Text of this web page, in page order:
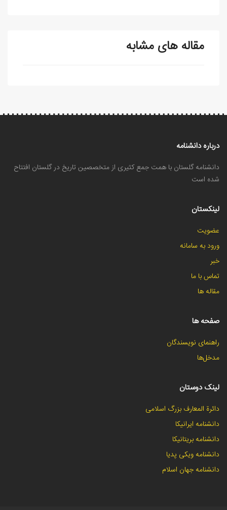
مقاله های مشابه
درباره دانشنامه
دانشنامه گلستان با همت جمع کثیری از متخصصین تاریخ در گلستان افتتاح
شده است
لینکستان
عضویت
ورود به سامانه
خبر
تماس با ما
مقاله ها
صفحه ها
راهنمای نویسندگان
مدخل‌ها
لینک دوستان
دائرة المعارف بزرگ اسلامی
دانشنامه ایرانیکا
دانشنامه بریتانیکا
دانشنامه ویکی پدیا
دانشنامه جهان اسلام